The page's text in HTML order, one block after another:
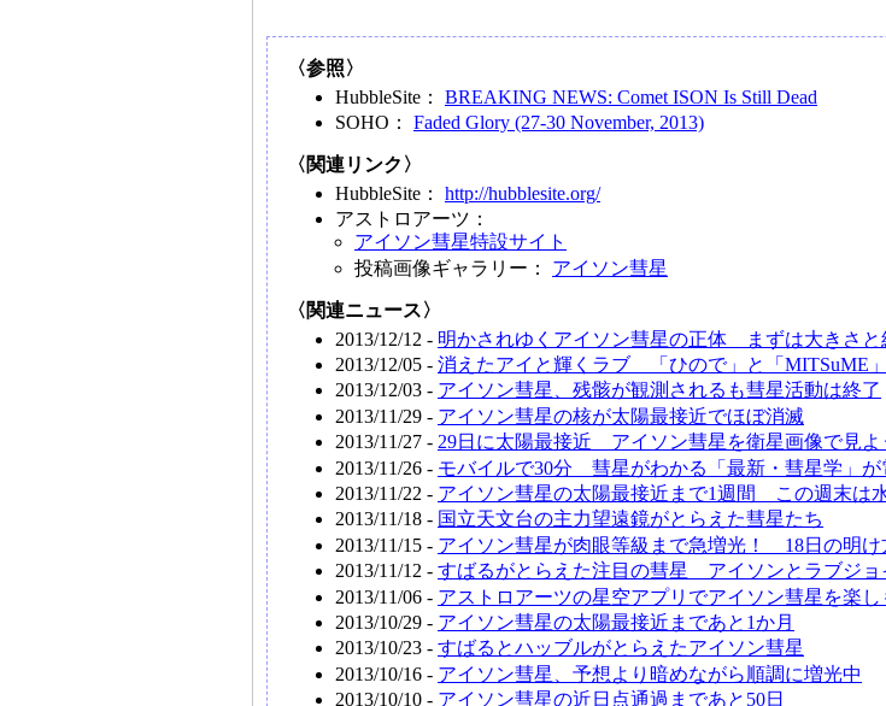
〈参照〉
HubbleSite： BREAKING NEWS: Comet ISON Is Still Dead
SOHO： Faded Glory (27-30 November, 2013)
〈関連リンク〉
HubbleSite： http://hubblesite.org/
アストロアーツ：
アイソン彗星特設サイト
投稿画像ギャラリー： アイソン彗星
〈関連ニュース〉
2013/12/12 - 明かされゆくアイソン彗星の正体 まずは大きさと
2013/12/05 - 消えたアイと輝くラブ 「ひので」と「MITSuME
2013/12/03 - アイソン彗星、残骸が観測されるも彗星活動は終了
2013/11/29 - アイソン彗星の核が太陽最接近でほぼ消滅
2013/11/27 - 29日に太陽最接近 アイソン彗星を衛星画像で見よ
2013/11/26 - モバイルで30分 彗星がわかる「最新・彗星学」が
2013/11/22 - アイソン彗星の太陽最接近まで1週間 この週末は
2013/11/18 - 国立天文台の主力望遠鏡がとらえた彗星たち
2013/11/15 - アイソン彗星が肉眼等級まで急増光！ 18日の明け
2013/11/12 - すばるがとらえた注目の彗星 アイソンとラブジョ
2013/11/06 - アストロアーツの星空アプリでアイソン彗星を楽し
2013/10/29 - アイソン彗星の太陽最接近まであと1か月
2013/10/23 - すばるとハッブルがとらえたアイソン彗星
2013/10/16 - アイソン彗星、予想より暗めながら順調に増光中
2013/10/10 - アイソン彗星の近日点通過まであと50日